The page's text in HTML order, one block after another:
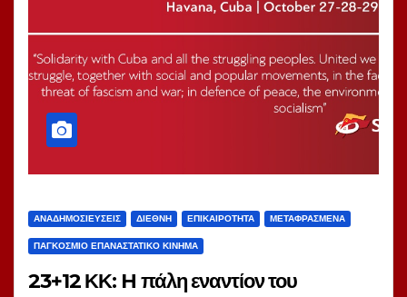
ΑΝΑΔΗΜΟΣΙΕΎΣΕΙΣ ΔΙΕΘΝΉ ΕΠΙΚΑΙΡΌΤΗΤΑ ΜΕΤΑΦΡΑΣΜΈΝΑ
ΠΑΓΚΌΣΜΙΟ ΕΠΑΝΑΣΤΑΤΙΚΌ ΚΊΝΗΜΑ
23+12 ΚΚ: H πάλη εναντίον του